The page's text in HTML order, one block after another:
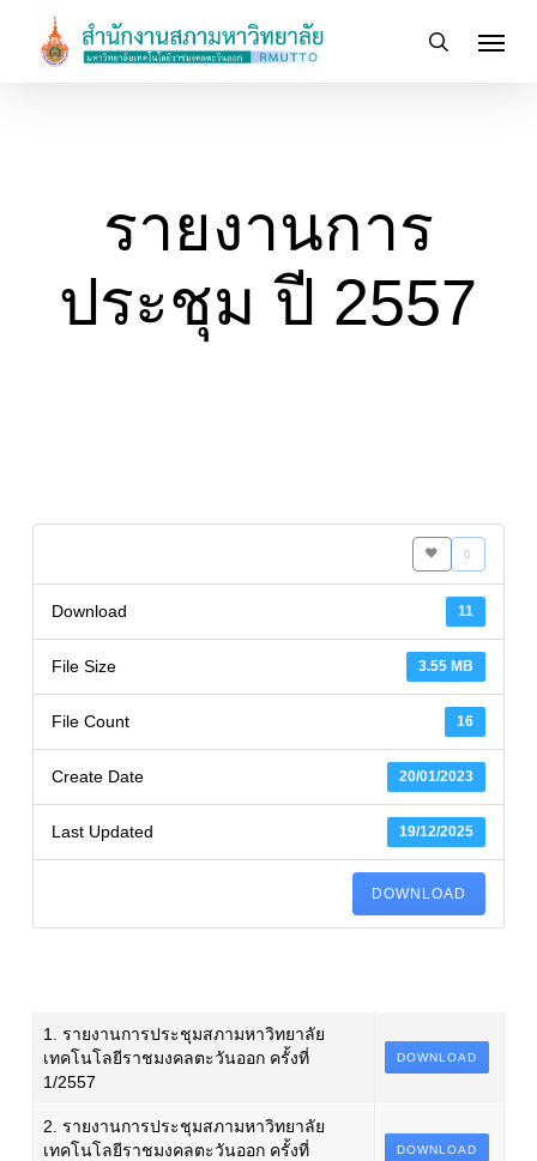
search
รายงานการ
ประชุม ปี 2557
0
11
Download
3.55 MB
File Size
16
File Count
20/01/2023
Create Date
19/12/2025
Last Updated
DOWNLOAD
1. รายงานการประชุมสภามหาวิทยาลัย
เทคโนโลยีราชมงคลตะวันออก ครั้งที่
1/2557
DOWNLOAD
2. รายงานการประชุมสภามหาวิทยาลัย
เทคโนโลยีราชมงคลตะวันออก ครั้งที่
DOWNLOAD